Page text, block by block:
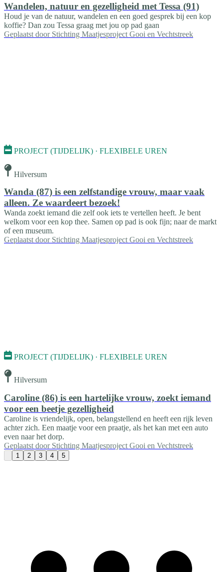
Wandelen, natuur en gezelligheid met Tessa (91)
Houd je van de natuur, wandelen en een goed gesprek bij een kop
koffie? Dan zou Tessa graag met jou op pad gaan
Geplaatst door Stichting Maatjesproject Gooi en Vechtstreek
PROJECT (TIJDELIJK) · FLEXIBELE UREN
Hilversum
Wanda (87) is een zelfstandige vrouw, maar vaak
alleen. Ze waardeert bezoek!
Wanda zoekt iemand die zelf ook iets te vertellen heeft. Je bent
welkom voor een kop thee. Samen op pad is ook fijn; naar de markt
of een museum.
Geplaatst door Stichting Maatjesproject Gooi en Vechtstreek
PROJECT (TIJDELIJK) · FLEXIBELE UREN
Hilversum
Caroline (86) is een hartelijke vrouw, zoekt iemand
voor een beetje gezelligheid
Caroline is vriendelijk, open, belangstellend en heeft een rijk leven
achter zich. Een maatje voor een praatje, als het kan met een auto
even naar het dorp.
Geplaatst door Stichting Maatjesproject Gooi en Vechtstreek
1 2 3 4 5